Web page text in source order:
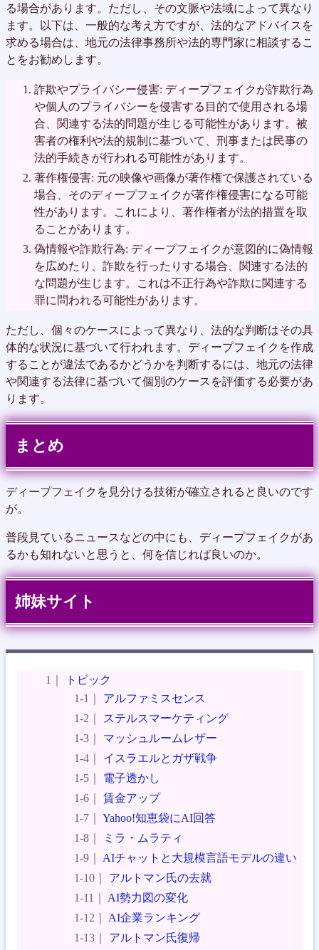
る場合があります。ただし、その文脈や法域によって異なり
ます。以下は、一般的な考え方ですが、法的なアドバイスを
求める場合は、地元の法律事務所や法的専門家に相談するこ
とをお勧めします。
詐欺やプライバシー侵害: ディープフェイクが詐欺行為
や個人のプライバシーを侵害する目的で使用される場
合、関連する法的問題が生じる可能性があります。被
害者の権利や法的規制に基づいて、刑事または民事の
法的手続きが行われる可能性があります。
著作権侵害: 元の映像や画像が著作権で保護されている
場合、そのディープフェイクが著作権侵害になる可能
性があります。これにより、著作権者が法的措置を取
ることがあります。
偽情報や詐欺行為: ディープフェイクが意図的に偽情報
を広めたり、詐欺を行ったりする場合、関連する法的
な問題が生じます。これは不正行為や詐欺に関連する
罪に問われる可能性があります。
ただし、個々のケースによって異なり、法的な判断はその具
体的な状況に基づいて行われます。ディープフェイクを作成
することが違法であるかどうかを判断するには、地元の法律
や関連する法律に基づいて個別のケースを評価する必要があ
ります。
まとめ
ディープフェイクを見分ける技術が確立されると良いのです
が。
普段見ているニュースなどの中にも、ディープフェイクがあ
るかも知れないと思うと、何を信じれば良いのか。
姉妹サイト
トピック
アルファミスセンス
ステルスマーケティング
マッシュルームレザー
イスラエルとガザ戦争
電子透かし
賃金アップ
Yahoo!知恵袋にAI回答
ミラ・ムラティ
AIチャットと大規模言語モデルの違い
アルトマン氏の去就
AI勢力図の変化
AI企業ランキング
アルトマン氏復帰